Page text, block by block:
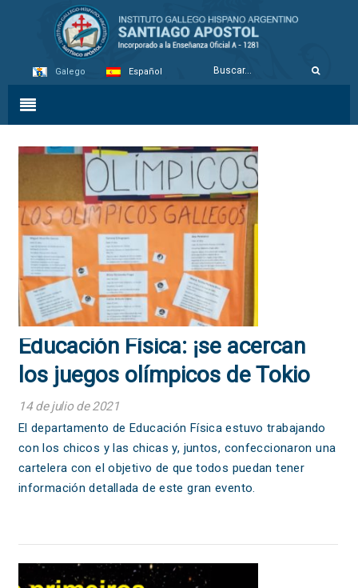
Galego Español
Educación Física: ¡se acercan
los juegos olímpicos de Tokio
2020!
14 de julio de 2021
El departamento de Educación Física estuvo trabajando
con los chicos y las chicas y, juntos, confeccionaron una
cartelera con el objetivo de que todos puedan tener
información detallada de este gran evento.